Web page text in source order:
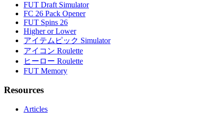
FUT Draft Simulator
FC 26 Pack Opener
FUT Spins 26
Higher or Lower
アイテムピック Simulator
アイコン Roulette
ヒーロー Roulette
FUT Memory
Resources
Articles